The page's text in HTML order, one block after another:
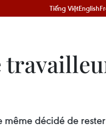
Tiếng ViệtEnglish
décidé de